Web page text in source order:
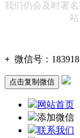
我们仍会及时署
+ 微信号：
点击复制微信
网站首页
添加微信
联系我们